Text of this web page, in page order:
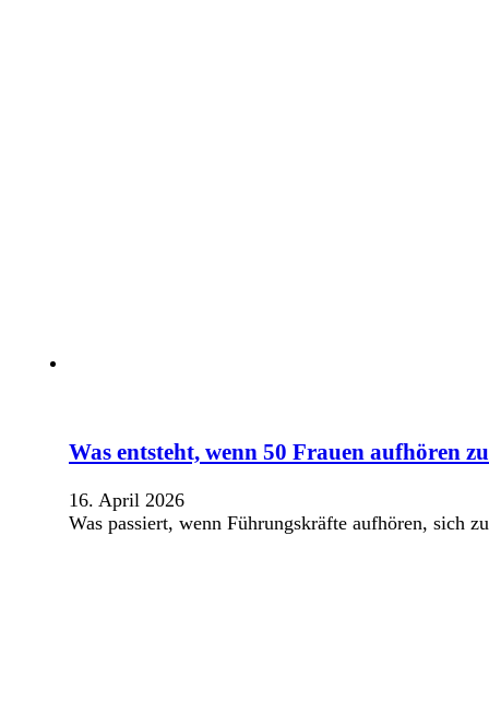
Was entsteht, wenn 50 Frauen aufhören
16. April 2026
Was passiert, wenn Führungskräfte aufhören, sich